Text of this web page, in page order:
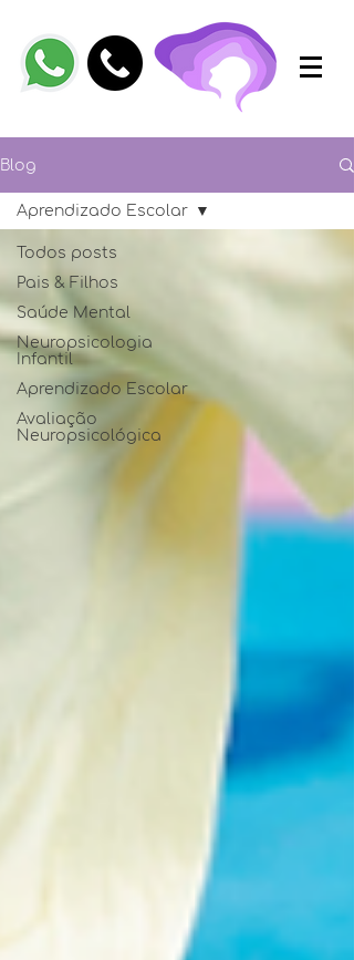
Blog
Todos posts
Pais & Filhos
Saúde Mental
Neuropsicologia
Infantil
Aprendizado Escolar
Avaliação
Neuropsicológica
Aprendizado Escolar